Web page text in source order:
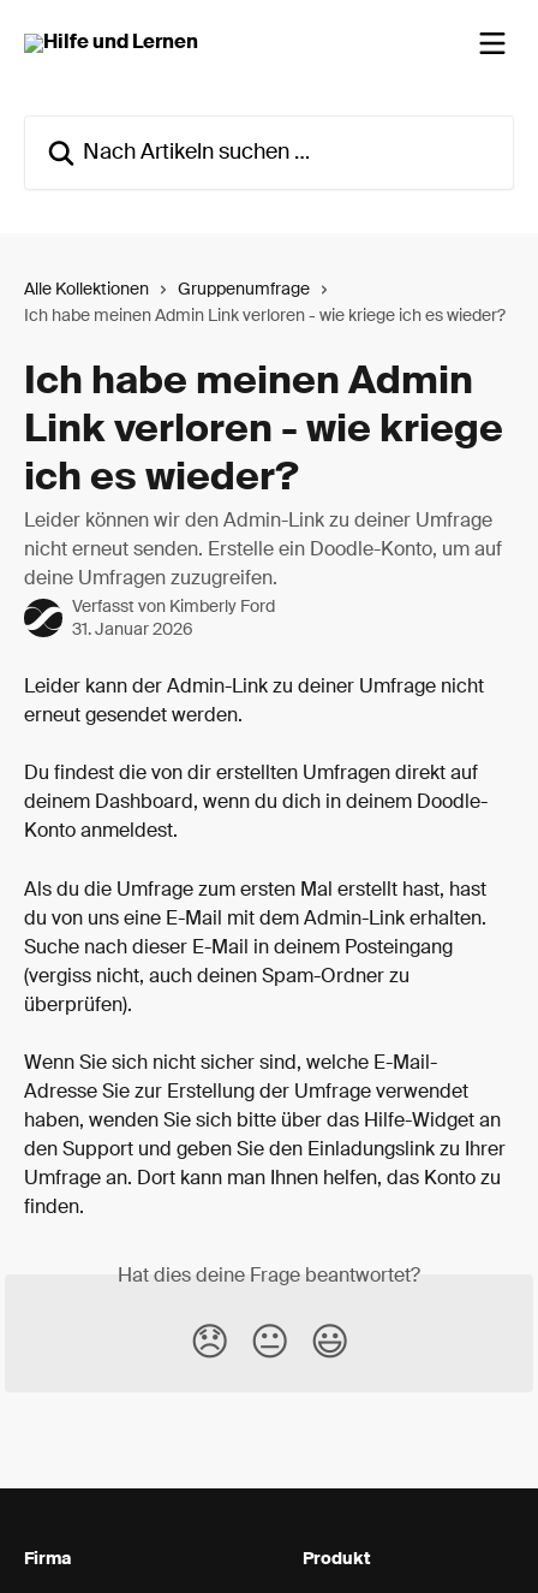
Alle Kollektionen
Gruppenumfrage
Ich habe meinen Admin Link verloren - wie kriege ich es wieder?
Ich habe meinen Admin
Link verloren - wie kriege
ich es wieder?
Leider können wir den Admin-Link zu deiner Umfrage
nicht erneut senden. Erstelle ein Doodle-Konto, um auf
deine Umfragen zuzugreifen.
Verfasst von Kimberly Ford
31. Januar 2026
Leider kann der Admin-Link zu deiner Umfrage nicht
erneut gesendet werden.
Du findest die von dir erstellten Umfragen direkt auf
deinem Dashboard, wenn du dich in deinem Doodle-
Konto anmeldest.
Als du die Umfrage zum ersten Mal erstellt hast, hast
du von uns eine E-Mail mit dem Admin-Link erhalten.
Suche nach dieser E-Mail in deinem Posteingang
(vergiss nicht, auch deinen Spam-Ordner zu
überprüfen).
Wenn Sie sich nicht sicher sind, welche E-Mail-
Adresse Sie zur Erstellung der Umfrage verwendet
haben, wenden Sie sich bitte über das Hilfe-Widget an
den Support und geben Sie den Einladungslink zu Ihrer
Umfrage an. Dort kann man Ihnen helfen, das Konto zu
finden.
Hat dies deine Frage beantwortet?
😞 😐 😃
Firma Produkt